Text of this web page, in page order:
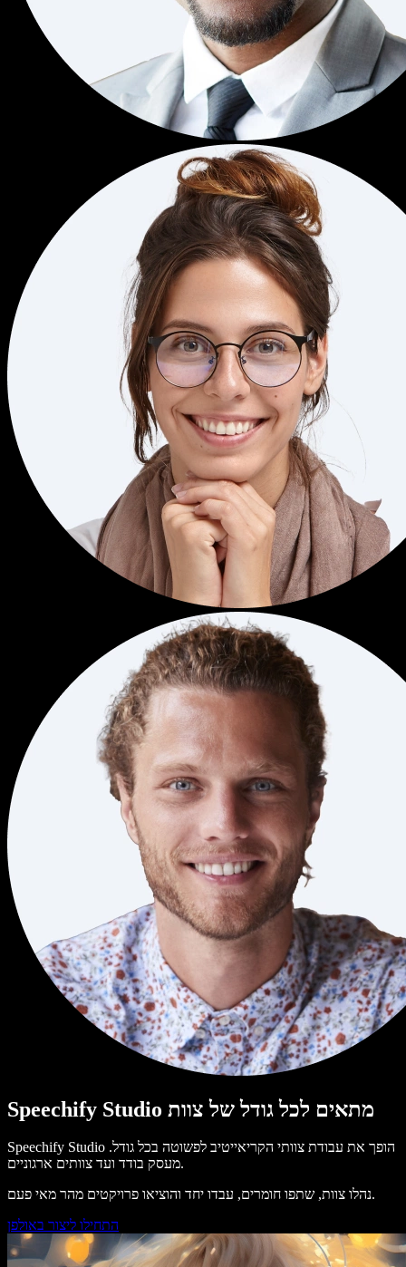
Speechify Studio מתאים לכל גודל של צוות
Speechify Studio הופך את עבודת צוותי הקריאייטיב לפשוטה בכל גודל.
מעסק בודד ועד צוותים ארגוניים.
נהלו צוות, שתפו חומרים, עבדו יחד והוציאו פרויקטים מהר מאי פעם.
התחילו ליצור באולפן